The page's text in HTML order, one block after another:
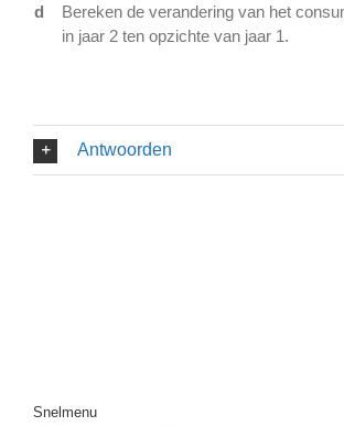
d
Bereken de verandering van het
in jaar 2 ten opzichte van jaar 1.
Antwoorden
Snelmenu